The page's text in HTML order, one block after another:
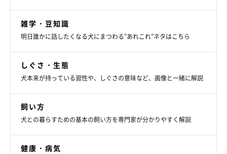
雑学・豆知識
明日誰かに話したくなる犬にまつわる”あれこれ”ネタはこちら
しぐさ・生態
犬本来が持っている習性や、しぐさの意味など、画像と一緒に解説
飼い方
犬との暮らすための基本の飼い方を専門家が分かりやすく解説
健康・病気